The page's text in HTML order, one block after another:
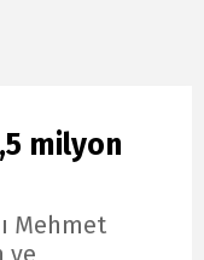
milyon
Mehmet
ve